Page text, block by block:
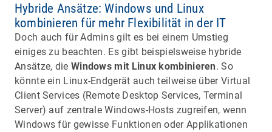
Hybride Ansätze: Windows und Linux
kombinieren für mehr Flexibilität in der IT
Doch auch für Admins gilt es bei einem Umstieg
einiges zu beachten. Es gibt beispielsweise hybride
Ansätze, die Windows mit Linux kombinieren. So
könnte ein Linux-Endgerät auch teilweise über Virtual
Client Services (Remote Desktop Services, Terminal
Server) auf zentrale Windows-Hosts zugreifen, wenn
Windows für gewisse Funktionen oder Applikationen